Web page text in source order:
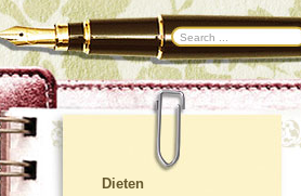
Dieten